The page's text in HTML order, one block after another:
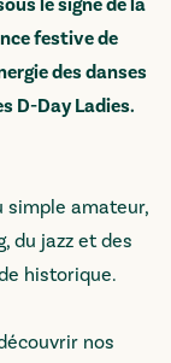
le signe de la
festive de
des danses
D-Day Ladies.
simple amateur,
du jazz et des
historique.
nos